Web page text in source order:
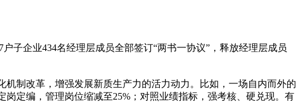
企业434名经理层成员全部签订“两书一协议”，释放经理层成员
制改革，增强发展新质生产力的活力动力。比如，一场自内而外的
定编，管理岗位缩减至25%；对照业绩指标，强考核、硬兑现。有